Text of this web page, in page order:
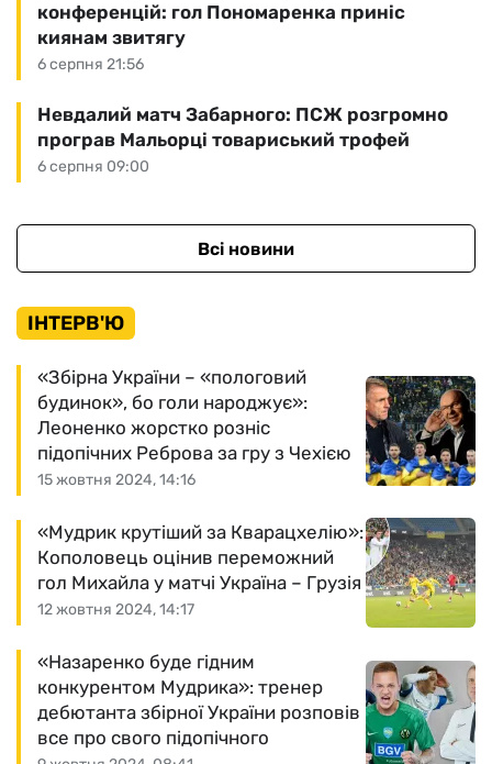
6 серпня 21:56
конференцій: гол Пономаренка приніс
киянам звитягу
6 серпня 09:00
Невдалий матч Забарного: ПСЖ розгромно
програв Мальорці товариський трофей
Всі новини
ІНТЕРВ'Ю
15 жовтня 2024, 14:16
«Збірна України – «пологовий
будинок», бо голи народжує»:
Леоненко жорстко розніс
підопічних Реброва за гру з Чехією
12 жовтня 2024, 14:17
«Мудрик крутіший за Кварацхелію»:
Кополовець оцінив переможний
гол Михайла у матчі Україна – Грузія
«Назаренко буде гідним
конкурентом Мудрика»: тренер
дебютанта збірної України розповів
все про свого підопічного